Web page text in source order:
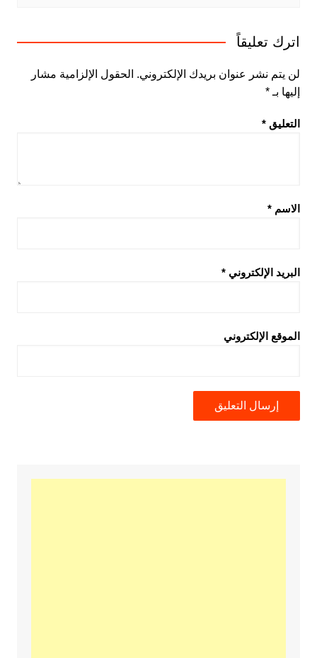
اترك تعليقاً
لن يتم نشر عنوان بريدك الإلكتروني. الحقول الإلزامية مشار
إليها بـ *
التعليق *
الاسم *
البريد الإلكتروني *
الموقع الإلكتروني